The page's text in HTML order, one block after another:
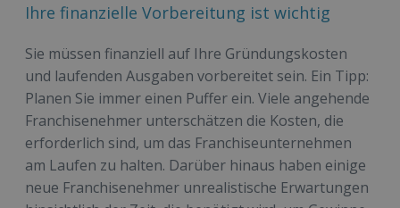
Ihre finanzielle Vorbereitung ist wichtig
Sie müssen finanziell auf Ihre Gründungskosten
und laufenden Ausgaben vorbereitet sein. Ein Tipp:
Planen Sie immer einen Puffer ein. Viele angehende
Franchisenehmer unterschätzen die Kosten, die
erforderlich sind, um das Franchiseunternehmen
am Laufen zu halten. Darüber hinaus haben einige
neue Franchisenehmer unrealistische Erwartungen